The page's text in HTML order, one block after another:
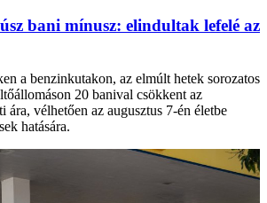
bani mínusz: elindultak lefelé az
a benzinkutakon, az elmúlt hetek sorozatos
20 banival csökkent az
ára, vélhetően az augusztus 7-én életbe
hatására.